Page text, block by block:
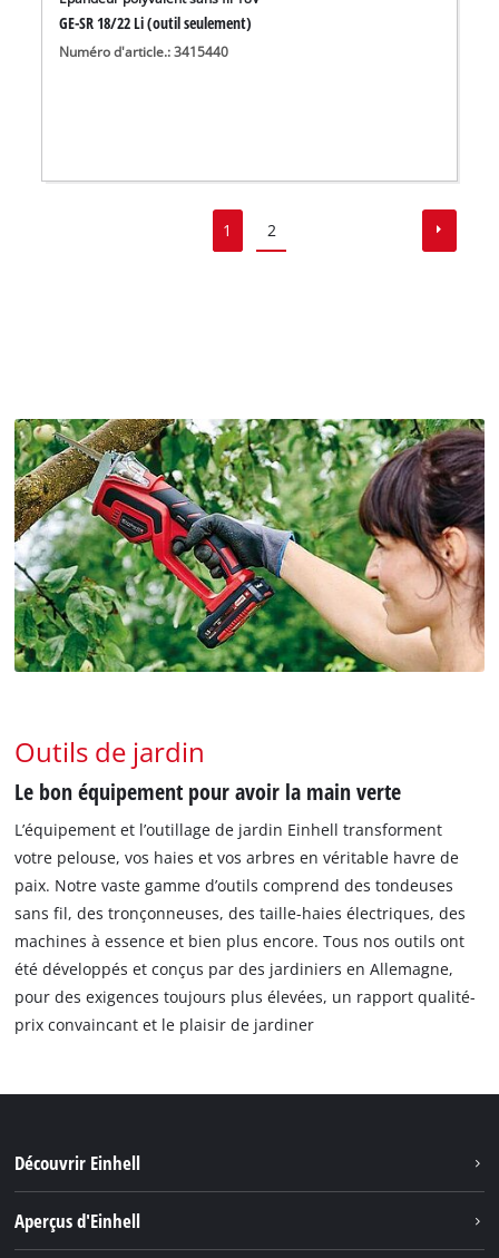
GE-SR 18/22 Li (outil seulement)
Numéro d'article.: 3415440
1 2
Outils de jardin
Le bon équipement pour avoir la main verte
L’équipement et l’outillage de jardin Einhell transforment
votre pelouse, vos haies et vos arbres en véritable havre de
paix. Notre vaste gamme d’outils comprend des tondeuses
sans fil, des tronçonneuses, des taille-haies électriques, des
machines à essence et bien plus encore. Tous nos outils ont
été développés et conçus par des jardiniers en Allemagne,
pour des exigences toujours plus élevées, un rapport qualité-
prix convaincant et le plaisir de jardiner
Découvrir Einhell
Aperçus d'Einhell